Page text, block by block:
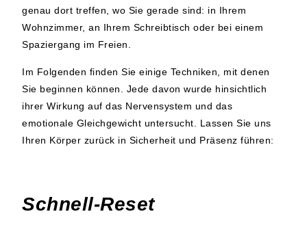
genau dort treffen, wo Sie gerade sind: in Ihrem
Wohnzimmer, an Ihrem Schreibtisch oder bei einem
Spaziergang im Freien.
Im Folgenden finden Sie einige Techniken, mit denen
Sie beginnen können. Jede davon wurde hinsichtlich
ihrer Wirkung auf das Nervensystem und das
emotionale Gleichgewicht untersucht. Lassen Sie uns
Ihren Körper zurück in Sicherheit und Präsenz führen:
Schnell-Reset